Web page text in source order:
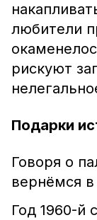
любители
рискуют
Подарки
Говоря о
вернёмся
Год 1960-й